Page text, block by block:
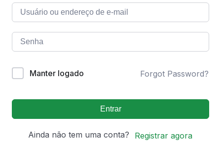
Manter logado Forgot Password?
Entrar
Ainda não tem uma conta? Registrar agora